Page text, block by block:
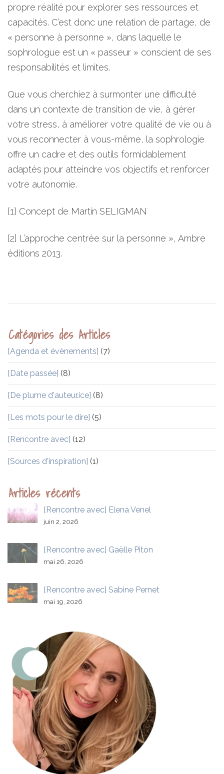
propre réalité pour explorer ses ressources et
capacités. C’est donc une relation de partage, de
« personne à personne », dans laquelle le
sophrologue est un « passeur » conscient de ses
responsabilités et limites.
Que vous cherchiez à surmonter une difficulté
dans un contexte de transition de vie, à gérer
votre stress, à améliorer votre qualité de vie ou à
vous reconnecter à vous-même, la sophrologie
offre un cadre et des outils formidablement
adaptés pour atteindre vos objectifs et renforcer
votre autonomie.
[1] Concept de Martin SELIGMAN
[2] L’approche centrée sur la personne », Ambre
éditions 2013.
Catégories des Articles
[Agenda et évènements] (7)
[Date passée] (8)
[De plume d'auteur.ice] (8)
[Les mots pour le dire] (5)
[Rencontre avec] (12)
[Sources d'inspiration] (1)
Articles récents
[Rencontre avec] Elena Venel
juin 2, 2026
[Rencontre avec] Gaëlle Piton
mai 26, 2026
[Rencontre avec] Sabine Pernet
mai 19, 2026